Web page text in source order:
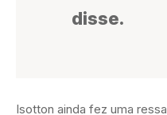
disse.
Isotton ainda fez uma